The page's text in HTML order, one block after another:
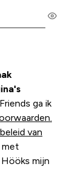
ga ik
van
met
mijn